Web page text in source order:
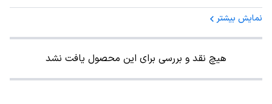
نمایش بیشتر
هیچ نقد و بررسی برای این محصول یافت نشد